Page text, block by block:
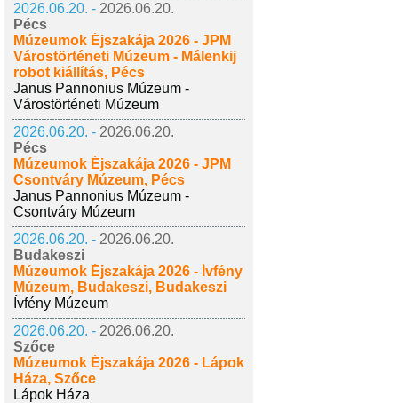
2026.06.20. - 2026.06.20.
Pécs
Múzeumok Éjszakája 2026 - JPM
Várostörténeti Múzeum - Málenkij
robot kiállítás, Pécs
Janus Pannonius Múzeum -
Várostörténeti Múzeum
2026.06.20. - 2026.06.20.
Pécs
Múzeumok Éjszakája 2026 - JPM
Csontváry Múzeum, Pécs
Janus Pannonius Múzeum -
Csontváry Múzeum
2026.06.20. - 2026.06.20.
Budakeszi
Múzeumok Éjszakája 2026 - Ívfény
Múzeum, Budakeszi, Budakeszi
Ívfény Múzeum
2026.06.20. - 2026.06.20.
Szőce
Múzeumok Éjszakája 2026 - Lápok
Háza, Szőce
Lápok Háza